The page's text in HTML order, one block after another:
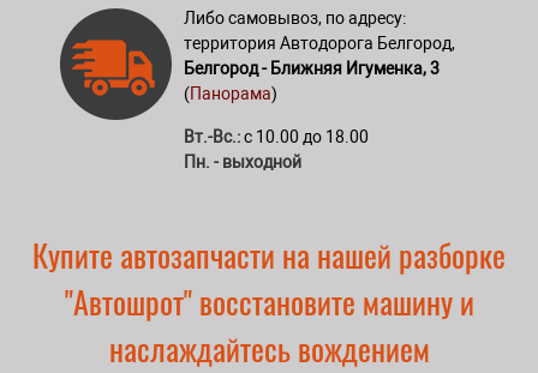
Либо самовывоз, по адресу:
территория Автодорога Белгород,
Белгород - Ближняя Игуменка, 3
(Панорама)
Вт.-Вс.:с 10.00 до 18.00
Пн. - выходной
Купите автозапчасти на нашей разборке
"Автошрот" восстановите машину и
наслаждайтесь вождением